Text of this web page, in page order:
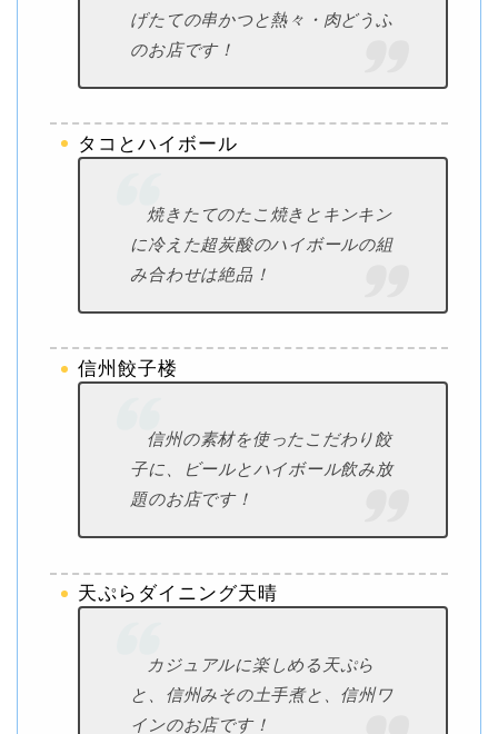
げたての串かつと熱々・肉どうふ
のお店です！
タコとハイボール
焼きたてのたこ焼きとキンキン
に冷えた超炭酸のハイボールの組
み合わせは絶品！
信州餃子楼
信州の素材を使ったこだわり餃
子に、ビールとハイボール飲み放
題のお店です！
天ぷらダイニング天晴
カジュアルに楽しめる天ぷら
と、信州みその土手煮と、信州ワ
インのお店です！